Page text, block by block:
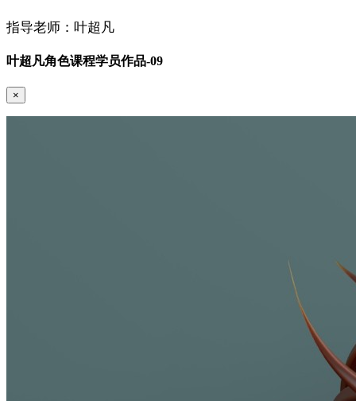
指导老师：叶超凡
叶超凡角色课程学员作品-09
×